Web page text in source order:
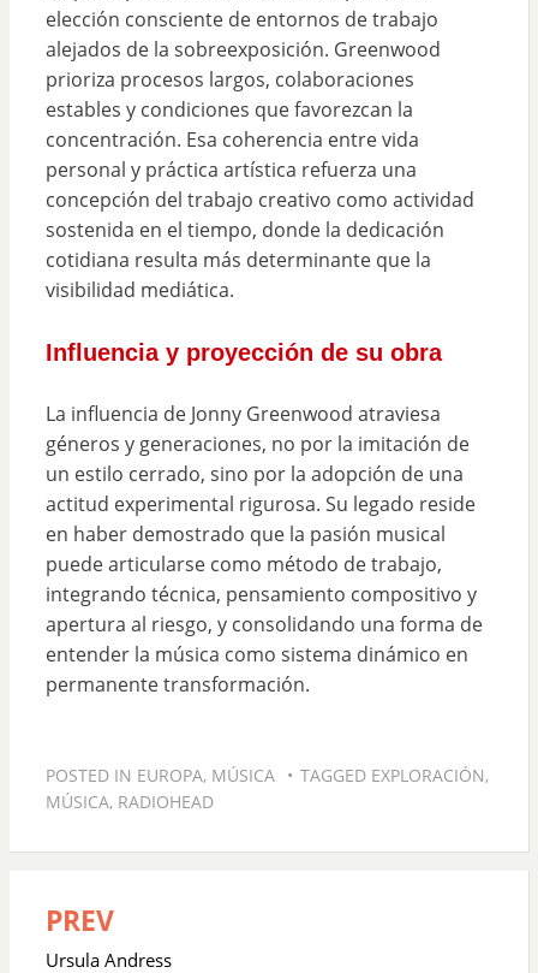
elección consciente de entornos de trabajo
alejados de la sobreexposición. Greenwood
prioriza procesos largos, colaboraciones
estables y condiciones que favorezcan la
concentración. Esa coherencia entre vida
personal y práctica artística refuerza una
concepción del trabajo creativo como actividad
sostenida en el tiempo, donde la dedicación
cotidiana resulta más determinante que la
visibilidad mediática.
Influencia y proyección de su obra
La influencia de Jonny Greenwood atraviesa
géneros y generaciones, no por la imitación de
un estilo cerrado, sino por la adopción de una
actitud experimental rigurosa. Su legado reside
en haber demostrado que la pasión musical
puede articularse como método de trabajo,
integrando técnica, pensamiento compositivo y
apertura al riesgo, y consolidando una forma de
entender la música como sistema dinámico en
permanente transformación.
POSTED IN EUROPA, MÚSICA TAGGED EXPLORACIÓN,
MÚSICA, RADIOHEAD
Navegación
de
PREV
Ursula Andress